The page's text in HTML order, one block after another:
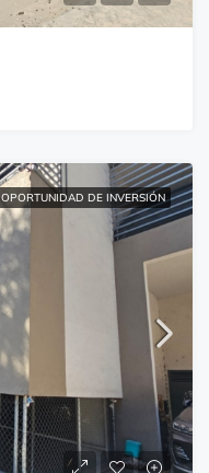
OPORTUNIDAD DE INVERSIÓN